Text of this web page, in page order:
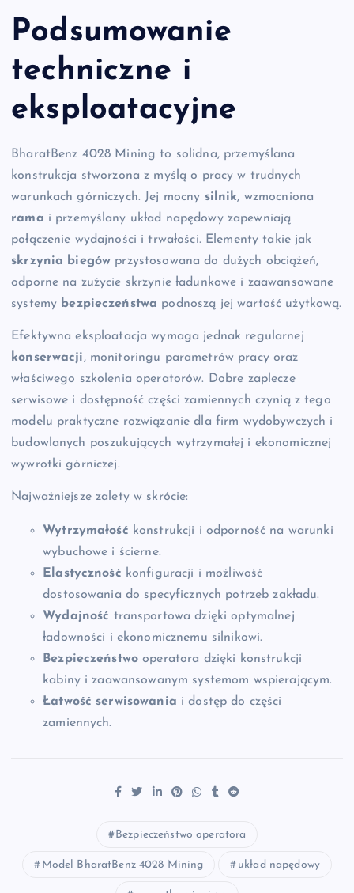
Podsumowanie
techniczne i
eksploatacyjne
BharatBenz 4028 Mining to solidna, przemyślana
konstrukcja stworzona z myślą o pracy w trudnych
warunkach górniczych. Jej mocny silnik, wzmocniona
rama i przemyślany układ napędowy zapewniają
połączenie wydajności i trwałości. Elementy takie jak
skrzynia biegów przystosowana do dużych obciążeń,
odporne na zużycie skrzynie ładunkowe i zaawansowane
systemy bezpieczeństwa podnoszą jej wartość użytkową.
Efektywna eksploatacja wymaga jednak regularnej
konserwacji, monitoringu parametrów pracy oraz
właściwego szkolenia operatorów. Dobre zaplecze
serwisowe i dostępność części zamiennych czynią z tego
modelu praktyczne rozwiązanie dla firm wydobywczych i
budowlanych poszukujących wytrzymałej i ekonomicznej
wywrotki górniczej.
Najważniejsze zalety w skrócie:
Wytrzymałość konstrukcji i odporność na warunki
wybuchowe i ścierne.
Elastyczność konfiguracji i możliwość
dostosowania do specyficznych potrzeb zakładu.
Wydajność transportowa dzięki optymalnej
ładowności i ekonomicznemu silnikowi.
Bezpieczeństwo operatora dzięki konstrukcji
kabiny i zaawansowanym systemom wspierającym.
Łatwość serwisowania i dostęp do części
zamiennych.
Bezpieczeństwo operatora
Model BharatBenz 4028 Mining układ napędowy